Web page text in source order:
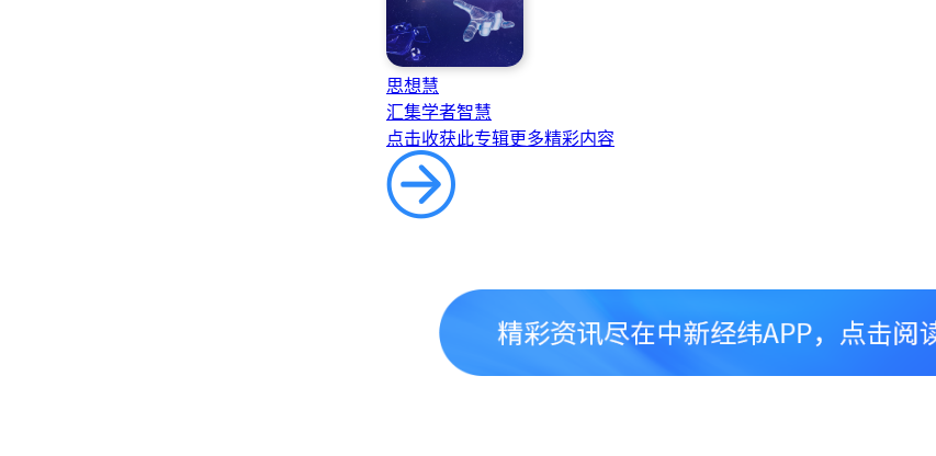
思想慧
汇集学者智慧
点击收获此专辑更多精彩内容